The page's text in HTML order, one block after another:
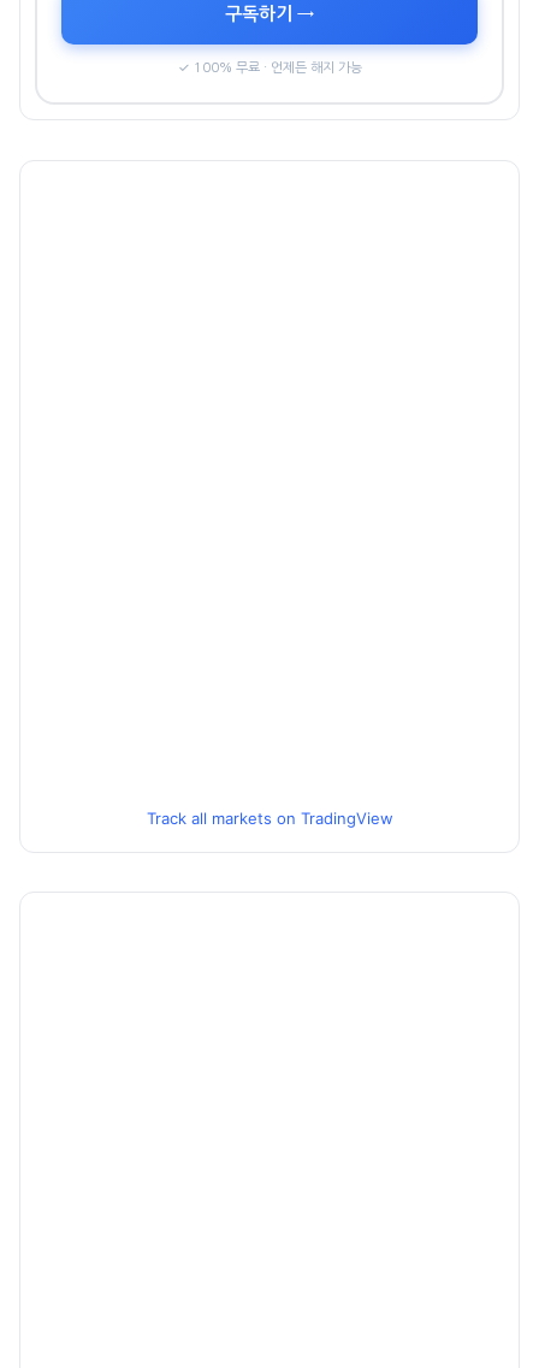
구독하기 →
✓ 100% 무료 · 언제든 해지 가능
Track all markets on TradingView